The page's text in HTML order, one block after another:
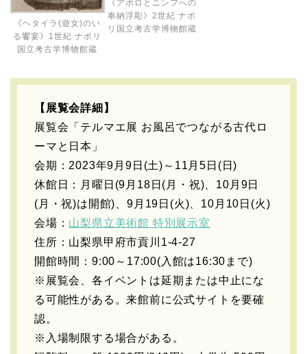
《ヘタイラ(遊女)のい
る饗宴》1世紀 ナポリ
国立考古学博物館蔵
《アポロとニンフへの
奉納浮彫》2世紀 ナポ
リ国立考古学博物館蔵
【展覧会詳細】
展覧会「テルマエ展 お風呂でつながる古代ロ
ーマと日本」
会期：2023年9月9日(土)～11月5日(日)
休館日：月曜日(9月18日(月・祝)、10月9日
(月・祝)は開館)、9月19日(火)、10月10日(火)
会場： 山梨県立美術館 特別展示室
住所：山梨県甲府市貢川1-4-27
開館時間：9:00～17:00(入館は16:30まで)
※展覧会、各イベントは延期または中止にな
る可能性がある。来館前に公式サイトを要確
認。
※入場制限する場合がある。